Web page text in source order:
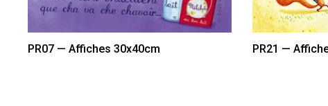
PR07 — Affiches 30x40cm PR21 —